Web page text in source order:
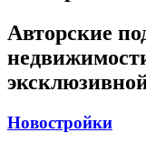
Авторские
Новостройки